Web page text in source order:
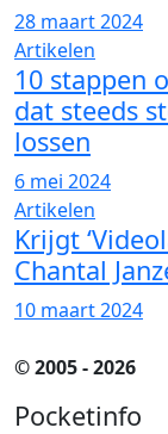
28 maart 2024
Artikelen
10 stappen
dat steeds
lossen
6 mei 2024
Artikelen
Krijgt
Chantal
10 maart 2024
© 2005 - 2026
Pocketinfo